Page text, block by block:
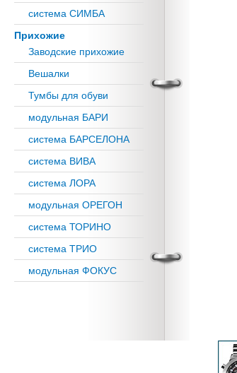
система СИМБА
Прихожие
Заводские прихожие
Вешалки
Тумбы для обуви
модульная БАРИ
система БАРСЕЛОНА
система ВИВА
система ЛОРА
модульная ОРЕГОН
система ТОРИНО
система ТРИО
модульная ФОКУС